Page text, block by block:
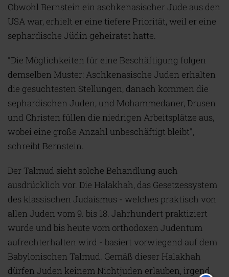
Obwohl Bernstein ein aschkenasischer Jude aus den
USA war, erhielt er eine tiefere Priorität, weil er eine
sephardische Jüdin geheiratet hatte.
"Die Möglichkeiten für eine Beschäftigung folgen
demselben Muster: Aschkenasische Juden erhalten
die gesuchtesten Stellungen, danach kommen die
sephardischen Juden, und Mohammedaner, Drusen
und Christen füllen die niedrigen Arbeitsplätze aus,
wobei eine große Anzahl unbeschäftigt bleibt",
schreibt Bernstein.
Der Talmud sieht solche Behandlung auch
ausdrücklich vor. Die Halakhah, das Gesetzessystem
des klassischen Judaismus - welches praktisch von
allen Juden vom 9. bis 18. Jahrhundert praktiziert
wurde und bis heute vom orthodoxen Judentum
aufrechterhalten wird - basiert vorwiegend auf dem
Babylonischen Talmud. Gemäß dieser Halakhah
dürfen Juden keinem Nichtjuden erlauben, irgend